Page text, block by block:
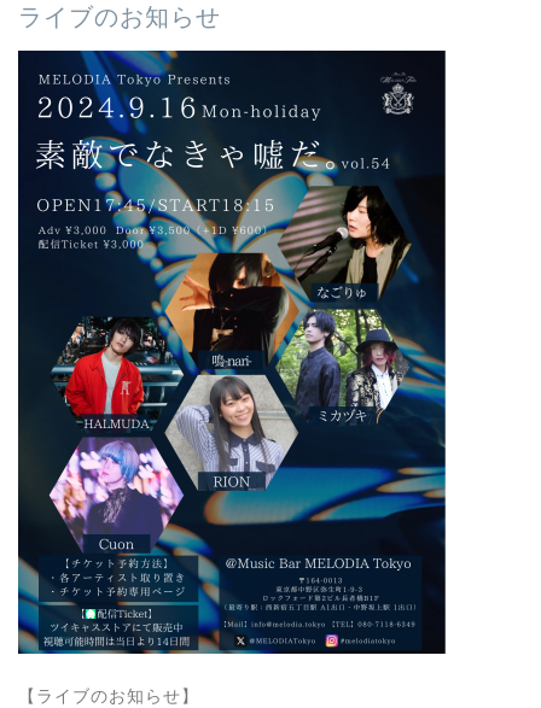
ライブのお知らせ
【ライブのお知らせ】